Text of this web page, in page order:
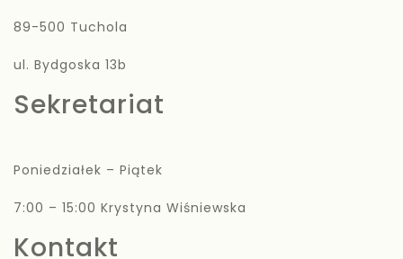
89-500 Tuchola
ul. Bydgoska 13b
Sekretariat
Poniedziałek – Piątek
7:00 – 15:00 Krystyna Wiśniewska
Kontakt